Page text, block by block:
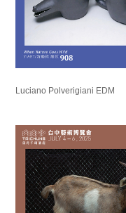
Luciano Polverigiani EDM